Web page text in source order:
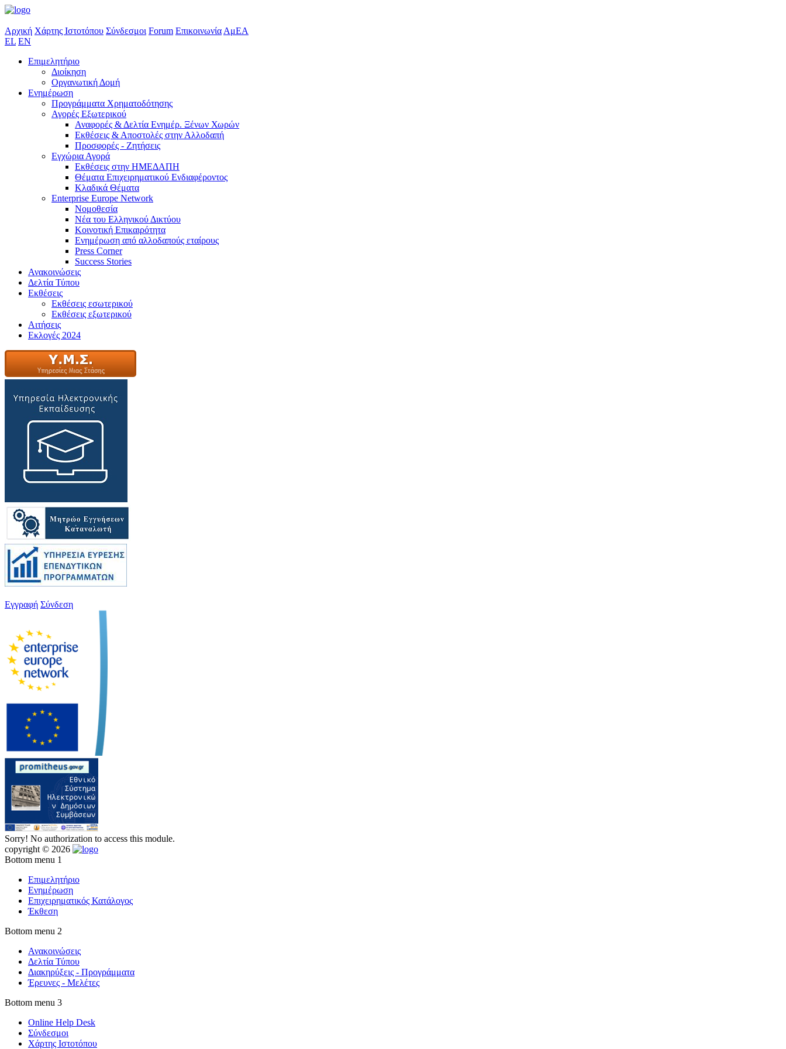
Αρχική Χάρτης Ιστοτόπου Σύνδεσμοι Forum Επικοινωνία ΑμΕΑ
EL EN
Επιμελητήριο
Διοίκηση
Οργανωτική Δομή
Ενημέρωση
Προγράμματα Χρηματοδότησης
Αγορές Εξωτερικού
Αναφορές & Δελτία Ενημέρ. Ξένων Χωρών
Εκθέσεις & Αποστολές στην Αλλοδαπή
Προσφορές - Ζητήσεις
Εγχώρια Αγορά
Εκθέσεις στην ΗΜΕΔΑΠΗ
Θέματα Επιχειρηματικού Ενδιαφέροντος
Κλαδικά Θέματα
Enterprise Europe Network
Νομοθεσία
Νέα του Ελληνικού Δικτύου
Κοινοτική Επικαιρότητα
Ενημέρωση από αλλοδαπούς εταίρους
Press Corner
Success Stories
Ανακοινώσεις
Δελτία Τύπου
Εκθέσεις
Εκθέσεις εσωτερικού
Εκθέσεις εξωτερικού
Αιτήσεις
Εκλογές 2024
Εγγραφή Σύνδεση
Sorry! No authorization to access this module.
copyright © 2026
Bottom menu 1
Επιμελητήριο
Ενημέρωση
Επιχειρηματικός Κατάλογος
Έκθεση
Bottom menu 2
Ανακοινώσεις
Δελτία Τύπου
Διακηρύξεις - Προγράμματα
Έρευνες - Μελέτες
Bottom menu 3
Online Help Desk
Σύνδεσμοι
Χάρτης Ιστοτόπου